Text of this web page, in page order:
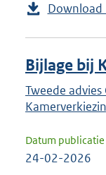
Download
Bijlage bij
Tweede
Datum publicatie
24-02-2026